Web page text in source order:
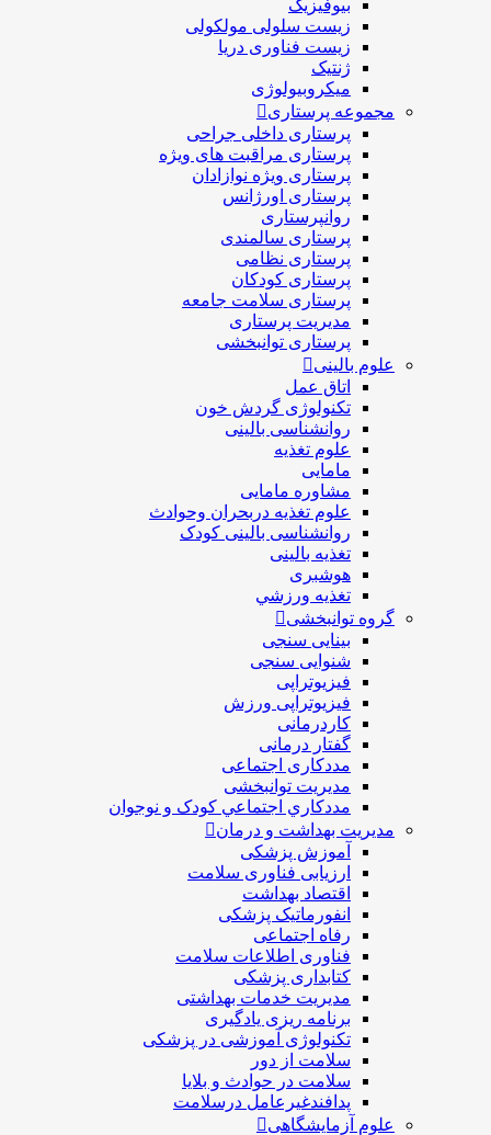
بیوفیزیک
زیست سلولی مولکولی
زیست فناوری دریا
ژنتیک
میکروبیولوژی
مجموعه پرستاری
پرستاری داخلی جراحی
پرستاری مراقبت های ويژه
پرستاری ويژه نوازادان
پرستاری اورژانس
روانپرستاری
پرستاری سالمندی
پرستاری نظامی
پرستاری کودکان
پرستاری سلامت جامعه
مدیریت پرستاری
پرستاری توانبخشی
علوم بالینی
اتاق عمل
تکنولوژی گردش خون
روانشناسی بالینی
علوم تغذیه
مامایی
مشاوره مامایی
علوم تغذیه دربحران وحوادث
روانشناسی بالینی کودک
تغذیه بالینی
هوشبری
تغذيه ورزشي
گروه توانبخشی
بینایی سنجی
شنوایی سنجی
فیزیوتراپی
فیزیوتراپی ورزش
کاردرمانی
گفتار درمانی
مددکاری اجتماعی
مديريت توانبخشی
مددکاري اجتماعي کودک و نوجوان
مدیریت بهداشت و درمان
آموزش پزشکی
ارزیابی فناوری سلامت
اقتصاد بهداشت
انفورماتیک پزشکی
رفاه اجتماعی
فناوری اطلاعات سلامت
کتابداری پزشکی
مديريت خدمات بهداشتی
برنامه ریزی یادگیری
تکنولوژی آموزشی در پزشکی
سلامت از دور
سلامت در حوادث و بلایا
پدافندغیرعامل درسلامت
علوم آزمایشگاهی